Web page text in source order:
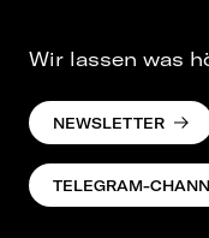
Wir lassen was
NEWSLETTER
TELEGRAM-